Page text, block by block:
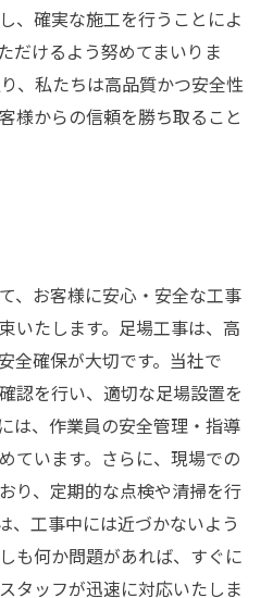
、確実な施工を行うことによ
だけるよう努めてまいりま
、私たちは高品質かつ安全性
様からの信頼を勝ち取ること
、お客様に安心・安全な工事
いたします。足場工事は、高
全確保が大切です。当社で
認を行い、適切な足場設置を
は、作業員の安全管理・指導
ています。さらに、現場での
り、定期的な点検や清掃を行
、工事中には近づかないよう
も何か問題があれば、すぐに
タッフが迅速に対応いたしま